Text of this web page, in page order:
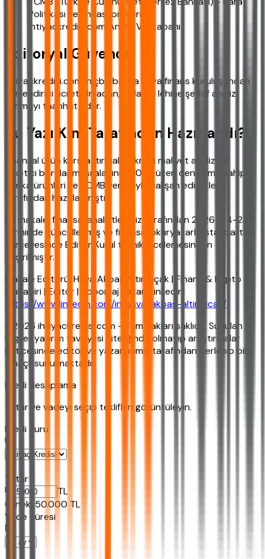
Politikası ve Enflasyon Verileri
ihtiyackredisi.com Analiz Veritabanı
Editoryal Güvence
ihtiyackredisi.com, hiçbir banka veya finans kuruluşundan
yönlendirici ücret almadan, kullanıcı lehine şeffaf analiz
sunmayı taahhüt eder.
Bu Yazı Kim Tarafından Hazırlandı?
Finansal ürün karşılaştırmaları, kredi maliyet analizi ve
tüketici borçlanması alanında 10 yıl üzeri deneyime sahip,
banka ürünleri ve TCMB verileriyle çalışan editörler
tarafından hazırlanmıştır.
Bu makale, finansal analistlerimiz tarafından 2026-04-23
tarihinde güncellenmiş ve finansal okuryazarlık standartları
çerçevesinde Editör Kurul teknik incelemesinden
geçirilmiştir.
Makale Editörü: Hava Akbaş Altınpıçak | Finans & Kripto
Muhabiri | Editör | Röportaj Yazarı LinkedIn:
https://www.linkedin.com/in/hava-akbas-altinpicak/
©2026 ihtiyackredisi.com - Tüm hakları saklıdır. Sunulan
bilgiler yatırım tavsiyesi niteliğinde olmayıp araştırmalar
neticesinde editör ve yazarlarımız tarafından derlenip bilgi
amaçlı sunulmaktadır.
Kredi Hesaplama
Tutar ve vadeyi seçip teklifleri görüntüleyin.
Kredi Turu
Tutar
TL
Ornek: 50.000 TL
Vade Süresi